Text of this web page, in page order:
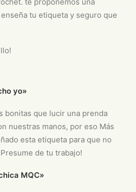
tu etiqueta y seguro que
yo»
bonitas que lucir una prenda
nuestras manos, por eso Más
esta etiqueta para que no
de tu trabajo!
MQC»